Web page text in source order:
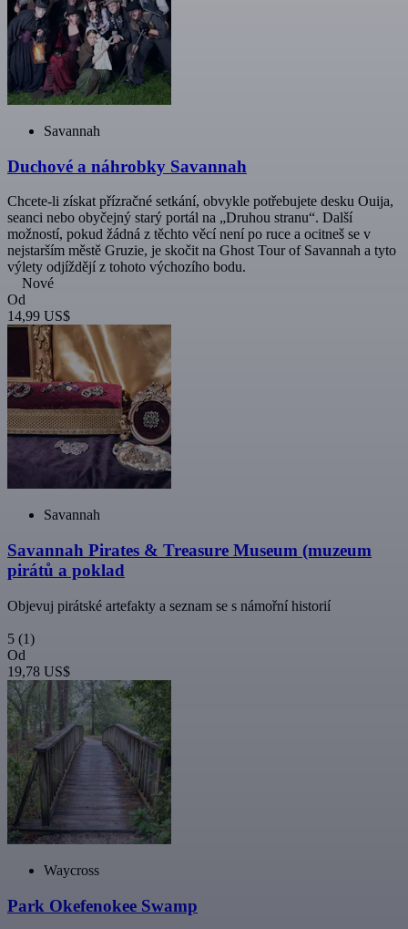
Savannah
Duchové a náhrobky Savannah
Chcete-li získat přízračné setkání, obvykle potřebujete desku Ouija,
seanci nebo obyčejný starý portál na „Druhou stranu“. Další
možností, pokud žádná z těchto věcí není po ruce a ocitneš se v
nejstarším městě Gruzie, je skočit na Ghost Tour of Savannah a tyto
výlety odjíždějí z tohoto výchozího bodu.
Nové
Od
14,99 US$
Savannah
Savannah Pirates & Treasure Museum (muzeum
pirátů a poklad
Objevuj pirátské artefakty a seznam se s námořní historií
5 (1)
Od
19,78 US$
Waycross
Park Okefenokee Swamp